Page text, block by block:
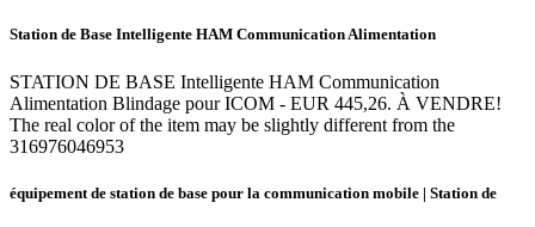
Station de Base Intelligente HAM Communication Alimentation
STATION DE BASE Intelligente HAM Communication
Alimentation Blindage pour ICOM - EUR 445,26. À VENDRE!
The real color of the item may be slightly different from the
316976046953
équipement de station de base pour la communication mobile | Station de